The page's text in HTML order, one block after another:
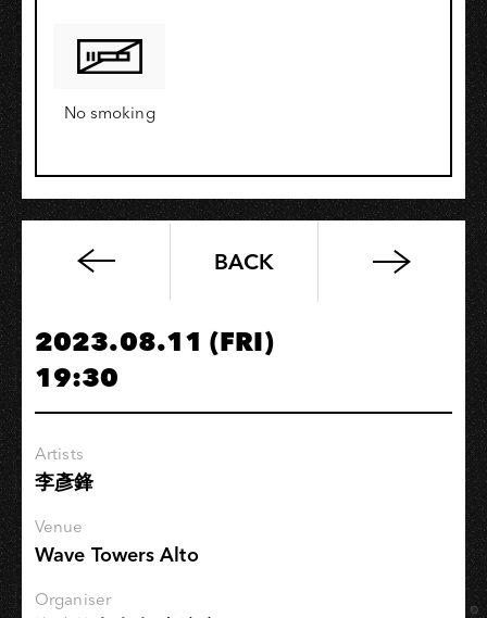
No smoking
Subconscious
“Water
Shapes”
夏
季
BACK
2023.08.11 (FRI)
19:30
Artists
李彥鋒
Venue
Wave Towers Alto
Organiser